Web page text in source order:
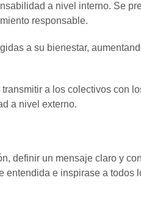
a nivel interno. Se
responsable.
a su bienestar,
a los colectivos con
a nivel externo.
definir un mensaje claro y
entendida e inspirase a todos